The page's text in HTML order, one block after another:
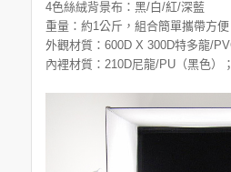
4色絲絨背景布：黑/白/紅/深藍
重量：約1公斤，組合簡單攜帶方便
外觀材質：600D X 300D特多龍/
內裡材質：210D尼龍/PU（黑色）